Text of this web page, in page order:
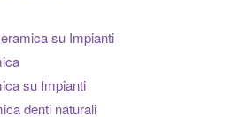
su Impianti
su Impianti
denti naturali